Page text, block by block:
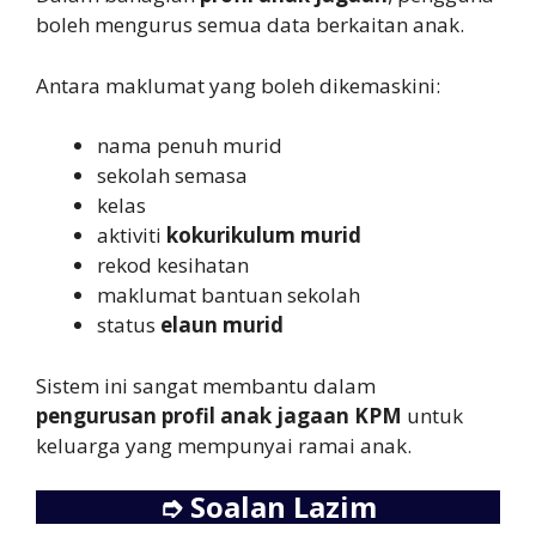
boleh mengurus semua data berkaitan anak.
Antara maklumat yang boleh dikemaskini:
nama penuh murid
sekolah semasa
kelas
aktiviti kokurikulum murid
rekod kesihatan
maklumat bantuan sekolah
status elaun murid
Sistem ini sangat membantu dalam
pengurusan profil anak jagaan KPM untuk
keluarga yang mempunyai ramai anak.
➮ Soalan Lazim